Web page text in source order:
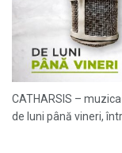
CATHARSIS –
de luni până vineri,